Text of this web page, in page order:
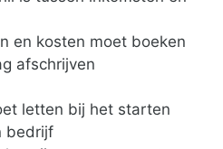
en kosten moet boeken
afschrijven
letten bij het starten
bedrijf